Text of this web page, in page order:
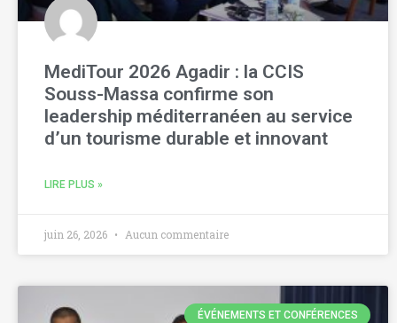
MediTour 2026 Agadir : la CCIS
Souss-Massa confirme son
leadership méditerranéen au service
d’un tourisme durable et innovant
LIRE PLUS »
juin 26, 2026 Aucun commentaire
ÉVÉNEMENTS ET CONFÉRENCES